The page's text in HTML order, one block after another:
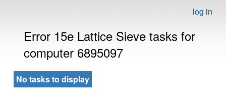
log in
Error 15e Lattice Sieve tasks for
computer 6895097
No tasks to display